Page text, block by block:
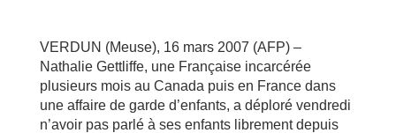
VERDUN (Meuse), 16 mars 2007 (AFP) –
Nathalie Gettliffe, une Française incarcérée
plusieurs mois au Canada puis en France dans
une affaire de garde d’enfants, a déploré vendredi
n’avoir pas parlé à ses enfants librement depuis